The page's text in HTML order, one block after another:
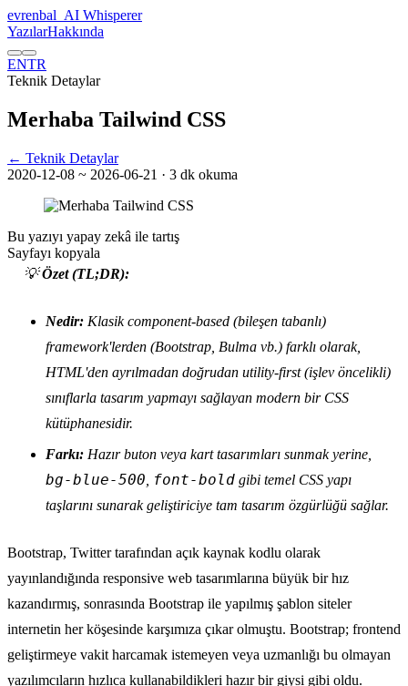
evrenbal AI Whisperer
YazılarHakkında
ENTR
Teknik Detaylar
Merhaba Tailwind CSS
← Teknik Detaylar
2020-12-08 ~ 2026-06-21 · 3 dk okuma
Bu yazıyı yapay zekâ ile tartış
Sayfayı kopyala
💡Özet (TL;DR):
Nedir: Klasik component-based (bileşen tabanlı)
framework'lerden (Bootstrap, Bulma vb.) farklı olarak,
HTML'den ayrılmadan doğrudan utility-first (işlev öncelikli)
sınıflarla tasarım yapmayı sağlayan modern bir CSS
kütüphanesidir.
Farkı: Hazır buton veya kart tasarımları sunmak yerine,
bg-blue-500 font-bold gibi temel CSS yapı
taşlarını sunarak geliştiriciye tam tasarım özgürlüğü sağlar.
Bootstrap, Twitter tarafından açık kaynak kodlu olarak
yayınlandığında responsive web tasarımlarına büyük bir hız
kazandırmış, sonrasında Bootstrap ile yapılmış şablon siteler
internetin her köşesinde karşımıza çıkar olmuştu. Bootstrap; frontend
geliştirmeye vakit harcamak istemeyen veya uzmanlığı bu olmayan
yazılımcıların hızlıca kullanabildikleri hazır bir giysi gibi oldu.